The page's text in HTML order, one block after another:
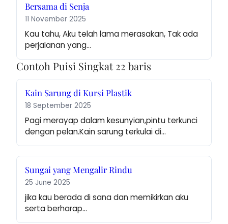
Bersama di Senja
11 November 2025
Kau tahu, Aku telah lama merasakan, Tak ada
perjalanan yang…
Contoh Puisi Singkat 22 baris
Kain Sarung di Kursi Plastik
18 September 2025
Pagi merayap dalam kesunyian,pintu terkunci
dengan pelan.Kain sarung terkulai di…
Sungai yang Mengalir Rindu
25 June 2025
jika kau berada di sana dan memikirkan aku
serta berharap…